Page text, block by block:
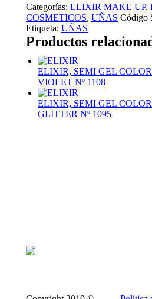
Categorías: ELIXIR MAKE UP,
COSMETICOS, UÑAS Código
Etiqueta: UÑAS
Productos
ELIXIR, SEMI GEL
VIOLET Nº 1108
ELIXIR, SEMI GEL
GLITTER Nº 1095